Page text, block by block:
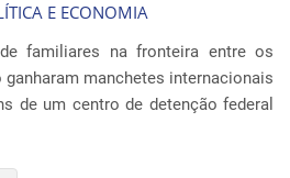
E ECONOMIA
familiares na fronteira entre os
manchetes internacionais
de um centro de detenção federal